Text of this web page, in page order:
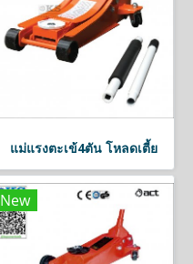
แม่แรงตะเข้4ตัน โหลดเตี้ย
New